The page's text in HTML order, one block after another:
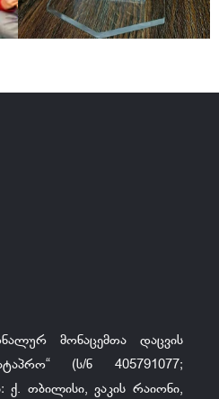
მონაცემთა დაცვის
(ს/ნ 405791077;
ქ. თბილისი, ვაკის რაიონი,